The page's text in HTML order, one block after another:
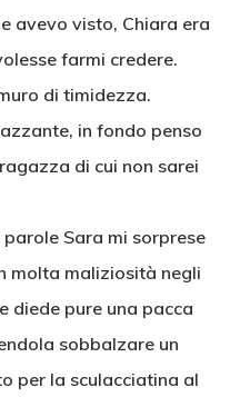
avevo visto, Chiara era
farmi credere.
di timidezza.
in fondo penso
di cui non sarei
Sara mi sorprese
molta maliziosità negli
diede pure una pacca
sobbalzare un
per la sculacciatina al